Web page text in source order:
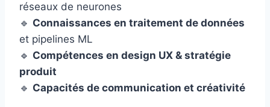
réseaux de neurones
🔹 Connaissances en traitement de données
et pipelines ML
🔹 Compétences en design UX & stratégie
produit
🔹 Capacités de communication et créativité